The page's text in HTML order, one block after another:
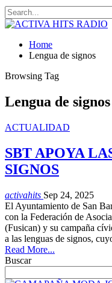
Home
Lengua de signos
Browsing Tag
Lengua de signos
ACTUALIDAD
SBT APOYA
SIGNOS
activahits Sep 24, 2025
El Ayuntamiento de San
con la Federación de
(Fusican) y su campaña
a las lenguas de signos,
Read More...
Buscar